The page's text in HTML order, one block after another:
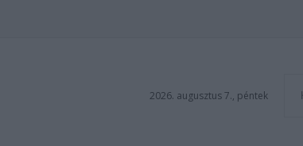
2026. augusztus 7., péntek